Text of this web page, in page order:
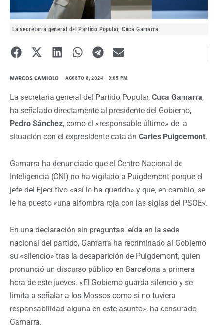
La secretaria general del Partido Popular, Cuca Gamarra.
MARCOS CAMIOLO AGOSTO 8, 2024 3:05 PM
La secretaria general del Partido Popular, Cuca Gamarra,
ha señalado directamente al presidente del Gobierno,
Pedro Sánchez, como el «responsable último» de la
situación con el expresidente catalán Carles Puigdemont.
Gamarra ha denunciado que el Centro Nacional de
Inteligencia (CNI) no ha vigilado a Puigdemont porque el
jefe del Ejecutivo «así lo ha querido» y que, en cambio, se
le ha puesto «una alfombra roja con las siglas del PSOE».
En una declaración sin preguntas leída en la sede
nacional del partido, Gamarra ha recriminado al Gobierno
su «silencio» tras la desaparición de Puigdemont, quien
pronunció un discurso público en Barcelona a primera
hora de este jueves. «El Gobierno guarda silencio y se
limita a señalar a los Mossos como si no tuviera
responsabilidad alguna en este asunto», ha censurado
Gamarra.